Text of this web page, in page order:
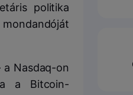
politika
Nasdaq-on
a Bitcoin-